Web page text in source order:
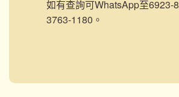
如有查詢可WhatsApp至6923-
3763-1180。